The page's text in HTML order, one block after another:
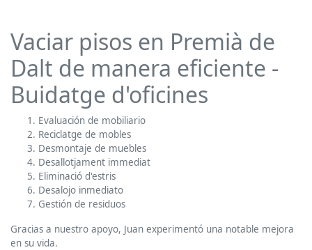
Vaciar pisos en Premià de
Dalt de manera eficiente -
Buidatge d'oficines
Evaluación de mobiliario
Reciclatge de mobles
Desmontaje de muebles
Desallotjament immediat
Eliminació d'estris
Desalojo inmediato
Gestión de residuos
Gracias a nuestro apoyo, Juan experimentó una notable mejora
en su vida.